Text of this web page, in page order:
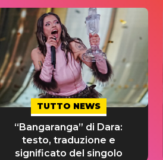
TUTTO NEWS
“Bangaranga” di Dara:
testo, traduzione e
significato del singolo